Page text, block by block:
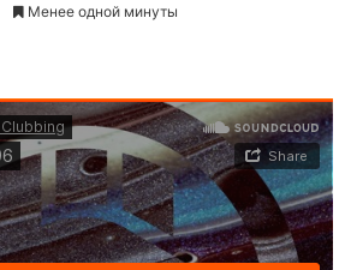
Менее одной минуты